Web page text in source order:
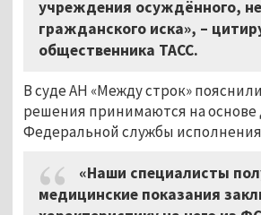
учреждения осуждённого,
гражданского иска», –
общественника ТАСС.
В суде АН «Между строк»
решения принимаются на основе
Федеральной службы
«Наши специалисты
медицинские показания